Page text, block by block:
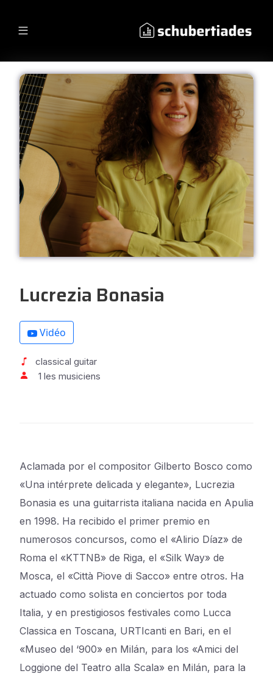
Lucrezia Bonasia
Vidéo
classical guitar
1 les musiciens
Aclamada por el compositor Gilberto Bosco como
«Una intérprete delicada y elegante», Lucrezia
Bonasia es una guitarrista italiana nacida en Apulia
en 1998. Ha recibido el primer premio en
numerosos concursos, como el «Alirio Díaz» de
Roma el «KTTNB» de Riga, el «Silk Way» de
Mosca, el «Città Piove di Sacco» entre otros. Ha
actuado como solista en conciertos por toda
Italia, y en prestigiosos festivales como Lucca
Classica en Toscana, URTIcanti en Bari, en el
«Museo del ‘900» en Milán, para los «Amici del
Loggione del Teatro alla Scala» en Milán, para la